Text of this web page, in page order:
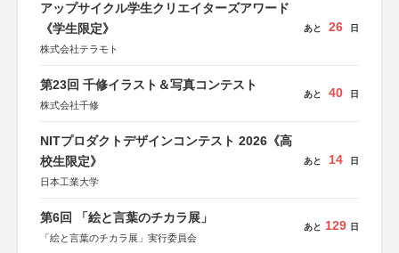
アップサイクル学生クリエイターズアワード
《学生限定》
株式会社テラモト
あと 26 日
第23回 千修イラスト＆写真コンテスト
株式会社千修
あと 40 日
NITプロダクトデザインコンテスト 2026《高
校生限定》
日本工業大学
あと 14 日
第6回 「絵と言葉のチカラ展」
「絵と言葉のチカラ展」実行委員会
あと 129 日